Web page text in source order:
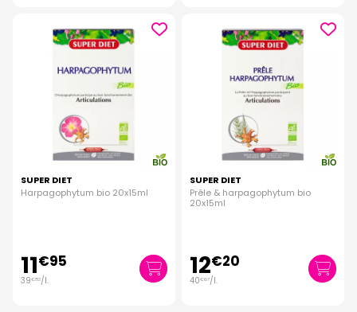
SUPER DIET
Harpagophytum bio 20x15ml
11€95
39€83/l.
SUPER DIET
Prêle & harpagophytum bio
20x15ml
12€20
40€67/l.